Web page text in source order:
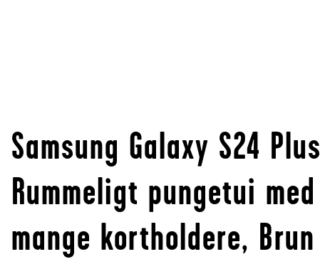
Samsung Galaxy S24 Plus
Rummeligt pungetui med
mange kortholdere, Brun